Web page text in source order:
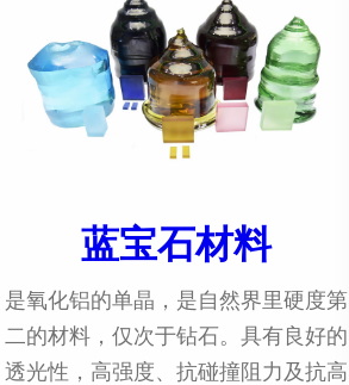
蓝宝石材料
是氧化铝的单晶，是自然界里硬度第
二的材料，仅次于钻石。具有良好的
透光性，高强度、抗碰撞阻力及抗高